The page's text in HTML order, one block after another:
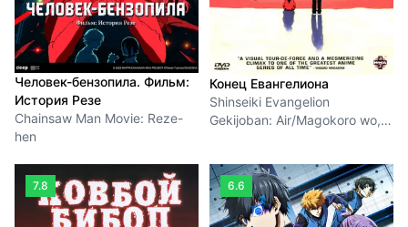
Человек-бензопила. Фильм:
История Резе
Chainsaw Man Movie: Reze-
hen
Конец Евангелиона
Shinseiki Evangelion
Gekijoban: Air/Magokoro wo,
7.8 6.6